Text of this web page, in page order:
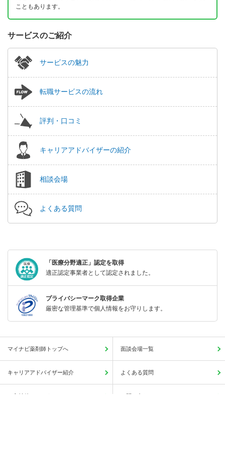
こともあります。
サービスのご紹介
サービスの魅力
転職サービスの流れ
評判・口コミ
キャリアアドバイザーの紹介
相談会場
よくある質問
「医療分野適正」認定を取得
適正認定事業者として認定されました。
プライバシーマーク取得企業
厳密な管理基準で個人情報をお守りします。
マイナビ薬剤師トップへ 面談会場一覧
キャリアアドバイザー紹介 よくある質問
ご入社後のアフターフォロー お問い合わせ